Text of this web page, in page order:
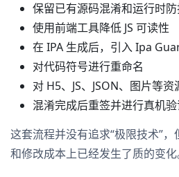
保留已有源码混淆和运行时防
使用前端工具降低 JS 可读性
在 IPA 生成后，引入 Ipa
对代码符号进行重命名
对 H5、JS、JSON、图片等
混淆完成后重签并进行真机验
这套流程并没有追求“极限技术”
和修改成本上已经发生了质的变化